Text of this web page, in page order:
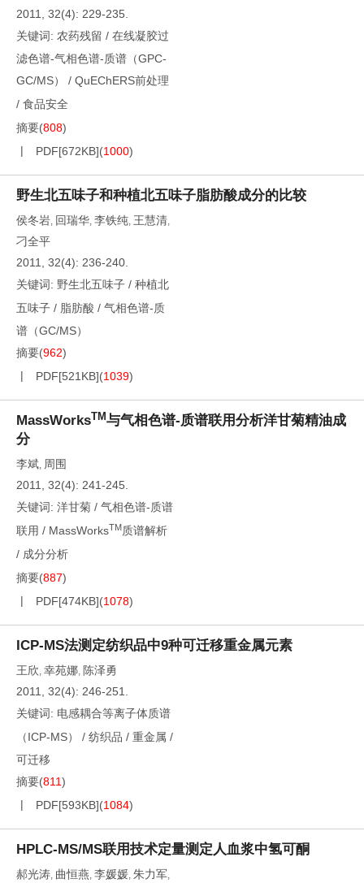
2011, 32(4): 229-235.
关键词: 农药残留 / 在线凝胶过
滤色谱-气相色谱-质谱（GPC-
GC/MS）
/ QuEChERS前处理
/ 食品安全
摘要(808)
PDF[672KB](1000)
野生北五味子和种植北五味子脂肪酸成分的比较
侯冬岩, 回瑞华, 李铁纯, 王慧清,
刁全平
2011, 32(4): 236-240.
关键词: 野生北五味子 / 种植北
五味子 / 脂肪酸 / 气相色谱-质
谱（GC/MS）
摘要(962)
PDF[521KB](1039)
MassWorksTM与气相色谱-质谱联用分析洋甘菊精油成
分
李斌, 周围
2011, 32(4): 241-245.
关键词: 洋甘菊 / 气相色谱-质谱
联用 / MassWorksTM质谱解析
/ 成分分析
摘要(887)
PDF[474KB](1078)
ICP-MS法测定纺织品中9种可迁移重金属元素
王欣, 幸苑娜, 陈泽勇
2011, 32(4): 246-251.
关键词: 电感耦合等离子体质谱
（ICP-MS）
/ 纺织品 / 重金属 /
可迁移
摘要(811)
PDF[593KB](1084)
HPLC-MS/MS联用技术定量测定人血浆中氢可酮
郝光涛, 曲恒燕, 李媛媛, 朱力军,